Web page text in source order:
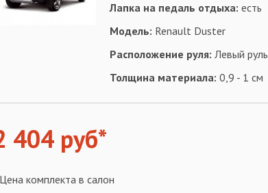
Лапка на педаль отдыха: есть
Модель: Renault Duster
Расположение руля: Левый руль
Толщина материала: 0,9 - 1 см
404 руб*
Цена комплекта в салон